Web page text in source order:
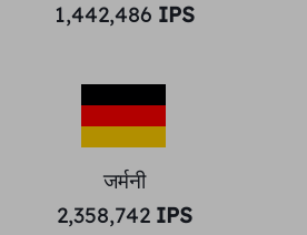
1,442,486 IPS
जर्मनी
2,358,742 IPS